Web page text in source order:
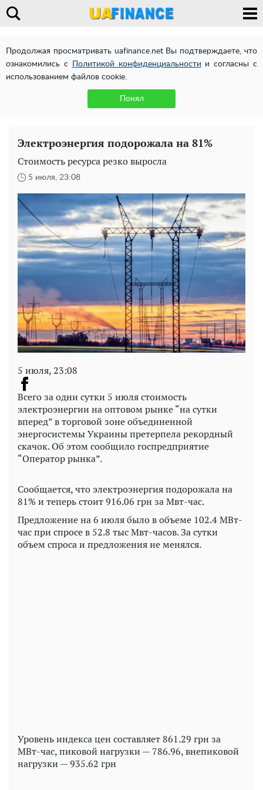
Продолжая просматривать uafinance.net Вы подтверждаете, что
ознакомились с
Политикой конфиденциальности и согласны с
использованием файлов cookie.
Понял
Электроэнергия подорожала на 81%
Стоимость ресурса резко выросла
5 июля, 23:08
5 июля, 23:08
Всего за одни сутки 5 июля стоимость
электроэнергии на оптовом рынке “на сутки
вперед” в торговой зоне объединенной
энергосистемы Украины претерпела рекордный
скачок. Об этом сообщило госпредприятие
“Оператор рынка”.
Сообщается, что электроэнергия подорожала на
81% и теперь стоит 916.06 грн за Мвт-час.
Предложение на 6 июля было в объеме 102.4 МВт-
час при спросе в 52.8 тыс Мвт-часов. За сутки
объем спроса и предложения не менялся.
Уровень индекса цен составляет 861.29 грн за
МВт-час, пиковой нагрузки — 786.96, внепиковой
нагрузки — 935.62 грн